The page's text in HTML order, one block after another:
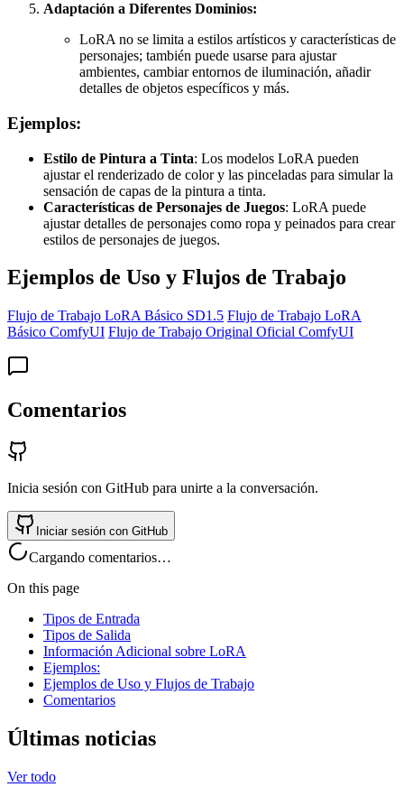
Adaptación a Diferentes Dominios:
LoRA no se limita a estilos artísticos y características de
personajes; también puede usarse para ajustar
ambientes, cambiar entornos de iluminación, añadir
detalles de objetos específicos y más.
Ejemplos:
Estilo de Pintura a Tinta: Los modelos LoRA pueden
ajustar el renderizado de color y las pinceladas para simular la
sensación de capas de la pintura a tinta.
Características de Personajes de Juegos: LoRA puede
ajustar detalles de personajes como ropa y peinados para crear
estilos de personajes de juegos.
Ejemplos de Uso y Flujos de Trabajo
Flujo de Trabajo LoRA Básico SD1.5 Flujo de Trabajo LoRA
Básico ComfyUI Flujo de Trabajo Original Oficial ComfyUI
Comentarios
Inicia sesión con GitHub para unirte a la conversación.
Iniciar sesión con GitHub
Cargando comentarios…
On this page
Tipos de Entrada
Tipos de Salida
Información Adicional sobre LoRA
Ejemplos:
Ejemplos de Uso y Flujos de Trabajo
Comentarios
Últimas noticias
Ver todo